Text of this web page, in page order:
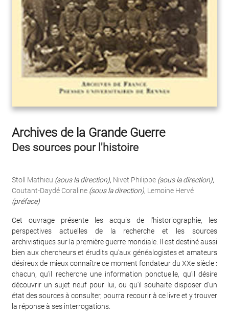
Archives de la Grande Guerre
Des sources pour l'histoire
Stoll Mathieu (sous la direction), Nivet Philippe (sous la direction),
Coutant-Daydé Coraline (sous la direction), Lemoine Hervé
(préface)
Cet ouvrage présente les acquis de l'historiographie, les
perspectives actuelles de la recherche et les sources
archivistiques sur la première guerre mondiale. Il est destiné aussi
bien aux chercheurs et érudits qu'aux généalogistes et amateurs
désireux de mieux connaître ce moment fondateur du XXe siècle :
chacun, qu'il recherche une information ponctuelle, qu'il désire
découvrir un sujet neuf pour lui, ou qu'il souhaite disposer d'un
état des sources à consulter, pourra recourir à ce livre et y trouver
la réponse à ses interrogations.